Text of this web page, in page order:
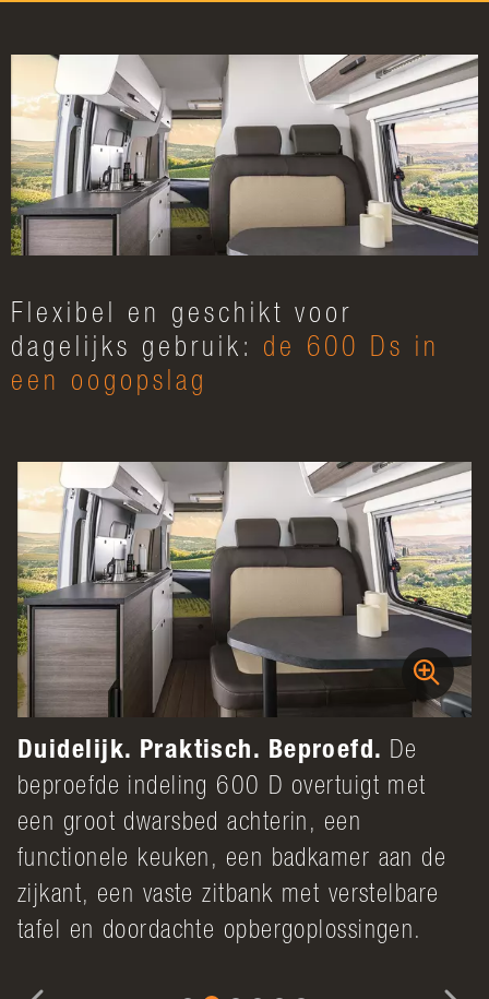
Flexibel en geschikt voor
dagelijks gebruik: de 600 Ds in
een oogopslag
Duidelijk. Praktisch. Beproefd. De
beproefde indeling 600 D overtuigt met
een groot dwarsbed achterin, een
functionele keuken, een badkamer aan de
zijkant, een vaste zitbank met verstelbare
tafel en doordachte opbergoplossingen.